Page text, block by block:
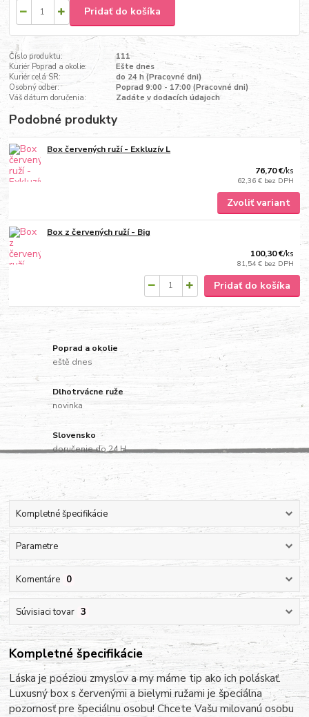
Pridať do košíka
Číslo produktu:
111
Kuriér Poprad a okolie:
Ešte dnes
Kuriér celá SR:
do 24 h (Pracovné dni)
Osobný odber:
Poprad 9:00 - 17:00 (Pracovné dni)
Váš dátum doručenia:
Zadáte v dodacích údajoch
Podobné produkty
Box červených ruží - Exkluzív L
76,70 €/ks
62,36 € bez DPH
Zvoliť variant
Box z červených ruží - Big
100,30 €/ks
81,54 € bez DPH
Pridať do košíka
Poprad a okolie
eště dnes
Dlhotrvácne ruže
novinka
Slovensko
doručenie do 24 H
Kompletné špecifikácie
Parametre
Komentáre 0
Súvisiaci tovar 3
Kompletné špecifikácie
Láska je poéziou zmyslov a my máme tip ako ich poláskať.
Luxusný box s červenými a bielymi ružami je špeciálna
pozornosť pre špeciálnu osobu! Chcete Vašu milovanú osobu